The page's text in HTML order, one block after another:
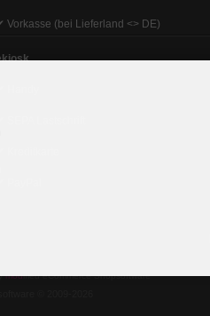
Vorkasse (bei Lieferland <> DE)
modified eCommerce Shopsoftware